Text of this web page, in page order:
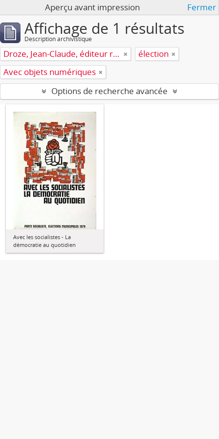
Aperçu avant impression Fermer
Affichage de 1 résultats
Description archivistique
Droze, Jean-Claude, éditeur responsable
élection
Avec objets numériques
Options de recherche avancée
Avec les socialistes - La
démocratie au quotidien